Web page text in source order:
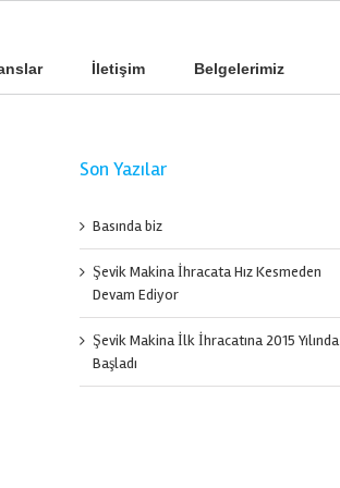
İletişim Belgelerimiz
Son Yazılar
Basında biz
Şevik Makina İhracata Hız Kesmeden
Devam Ediyor
Şevik Makina İlk İhracatına 2015 Yılında
Başladı